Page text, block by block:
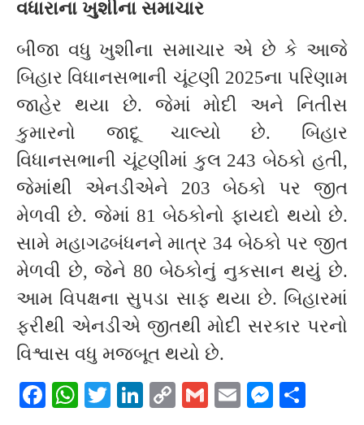
વધારાના ખુશીના સમાચાર
બીજા વધુ ખુશીના સમાચાર એ છે કે આજે
બિહાર વિધાનસભાની ચૂંટણી 2025ના પરિણામ
જાહેર થયા છે. જેમાં મોદી અને નિતીસ
કુમારનો જાદૂ ચાલ્યો છે. બિહાર
વિધાનસભાની ચૂંટણીમાં કુલ 243 બેઠકો હતી,
જેમાંથી એનડીએને 203 બેઠકો પર જીત
મેળવી છે. જેમાં 81 બેઠકોનો ફાયદો થયો છે.
સામે મહાગઢબંધનને માત્ર 34 બેઠકો પર જીત
મેળવી છે, જેને 80 બેઠકોનું નુકસાન થયું છે.
આમ વિપક્ષના સુપડા સાફ થયા છે. બિહારમાં
ફરીથી એનડીએ જીતથી મોદી સરકાર પરનો
વિશ્વાસ વધુ મજબૂત થયો છે.
Facebook
WhatsApp
TwitterLinkedIn
CopyGmailEmail